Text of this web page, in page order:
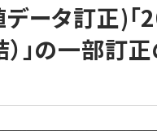
データ訂正)
）」の一部訂